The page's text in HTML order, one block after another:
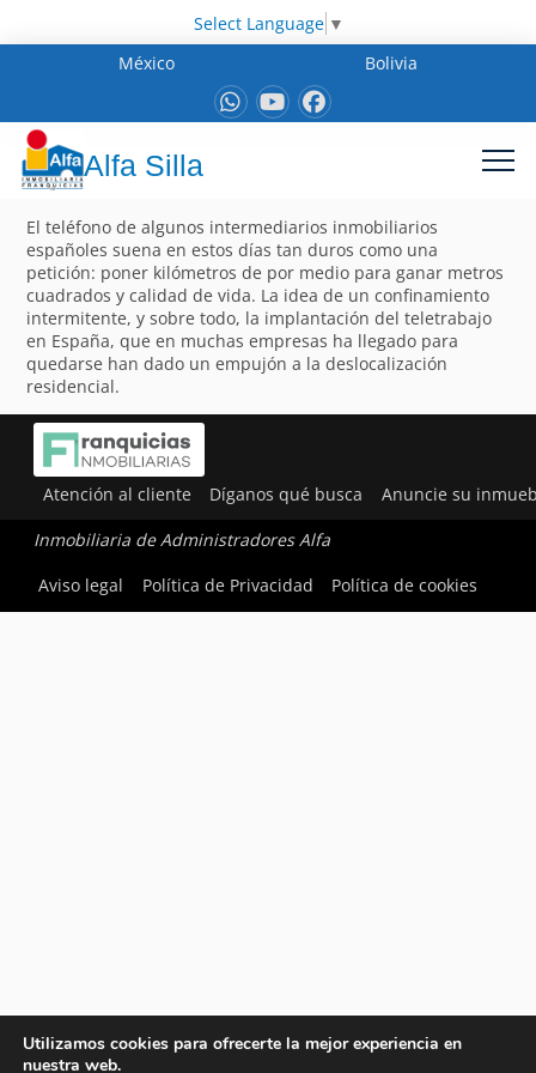
Select Language ▼
México
Bolivia
Alfa Silla
El teléfono de algunos intermediarios inmobiliarios
españoles suena en estos días tan duros como una
petición: poner kilómetros de por medio para ganar metros
cuadrados y calidad de vida. La idea de un confinamiento
intermitente, y sobre todo, la implantación del teletrabajo
en España, que en muchas empresas ha llegado para
quedarse han dado un empujón a la deslocalización
residencial.
Atención al cliente Díganos qué busca Anuncie su
Inmobiliaria de Administradores Alfa
Aviso legal
Política de Privacidad Política de cookies
Utilizamos cookies para ofrecerte la mejor experiencia en
nuestra web.